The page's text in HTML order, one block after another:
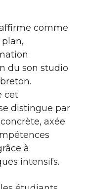
comme
du son studio
cet
distingue par
axée
à
intensifs.